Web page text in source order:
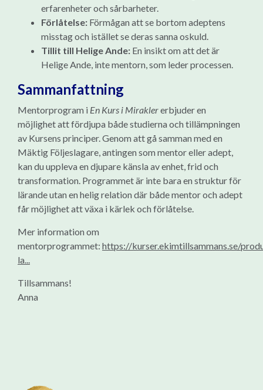
erfarenheter och sårbarheter.
Förlåtelse: Förmågan att se bortom adeptens
misstag och istället se deras sanna oskuld.
Tillit till Helige Ande: En insikt om att det är
Helige Ande, inte mentorn, som leder processen.
Sammanfattning
Mentorprogram i En Kurs i Miraklererbjuder en
möjlighet att fördjupa både studierna och tillämpningen
av Kursens principer. Genom att gå samman med en
Mäktig Följeslagare, antingen som mentor eller adept,
kan du uppleva en djupare känsla av enhet, frid och
transformation. Programmet är inte bara en struktur för
lärande utan en helig relation där både mentor och adept
får möjlighet att växa i kärlek och förlåtelse.
Mer information om
mentorprogrammet: https://kurser.ekimtillsammans.se/
la...
Tillsammans!
Anna